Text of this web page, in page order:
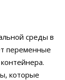
среды в
переменные
которые